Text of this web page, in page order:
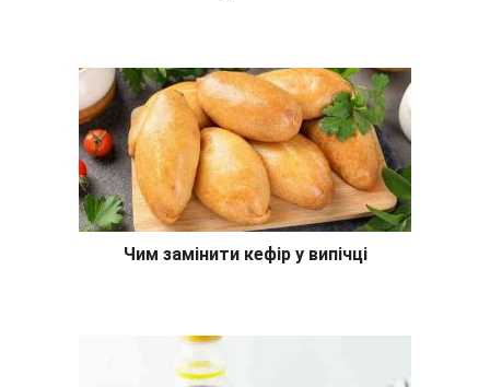
Чим замінити кефір у випічці